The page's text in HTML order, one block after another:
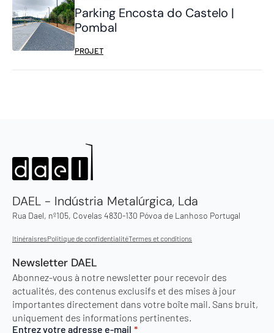
Parking Encosta do Castelo |
Pombal
PROJET
DAEL - Indústria Metalúrgica, Lda
Rua Dael, nº105, Covelas 4830-130 Póvoa de Lanhoso Portugal
ItinéraisresPolitique de confidentialitéTermes et conditions
Newsletter DAEL
Abonnez-vous à notre newsletter pour recevoir des
actualités, des contenus exclusifs et des mises à jour
importantes directement dans votre boîte mail. Sans bruit,
uniquement des informations pertinentes.
Entrez votre adresse e-mail *